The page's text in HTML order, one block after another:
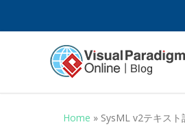
Home » SysML v2テキスト